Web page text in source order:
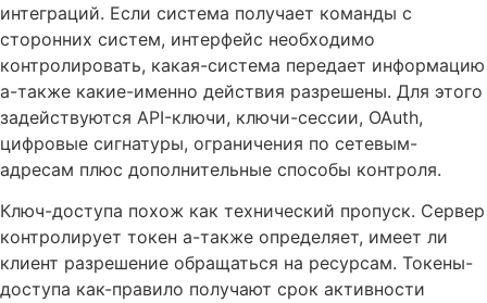
интеграций. Если система получает команды с
сторонних систем, интерфейс необходимо
контролировать, какая-система передает информацию
а-также какие-именно действия разрешены. Для этого
задействуются API-ключи, ключи-сессии, OAuth,
цифровые сигнатуры, ограничения по сетевым-
адресам плюс дополнительные способы контроля.
Ключ-доступа похож как технический пропуск. Сервер
контролирует токен а-также определяет, имеет ли
клиент разрешение обращаться на ресурсам. Токены-
доступа как-правило получают срок активности